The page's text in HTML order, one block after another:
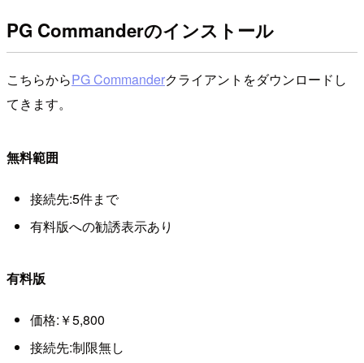
PG Commanderのインストール
こちらからPG Commanderクライアントをダウンロードし
てきます。
無料範囲
接続先:5件まで
有料版への勧誘表示あり
有料版
価格:￥5,800
接続先:制限無し